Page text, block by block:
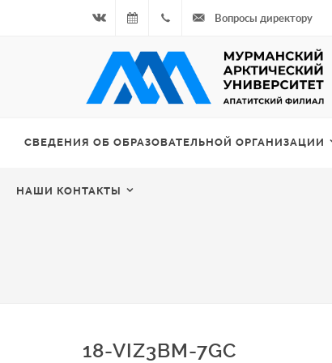
Вконтакте07.08.2026
- Чётная
+7
964
Вопросы директору
СВЕДЕНИЯ ОБ ОБРАЗОВАТЕЛЬНОЙ ОРГАНИЗАЦИИ
НАШИ КОНТАКТЫ
18-VIZ3BM-7GC